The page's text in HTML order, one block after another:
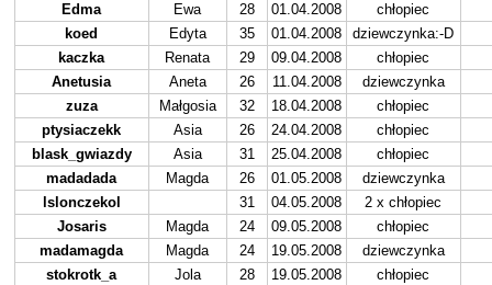
Edma
Ewa 28 01.04.2008
chłopiec
koed
Edyta 35 01.04.2008
dziewczynka:-D
kaczka
Renata 29 09.04.2008
chłopiec
Anetusia
Aneta 26 11.04.2008
dziewczynka
zuza
Małgosia 32 18.04.2008
chłopiec
ptysiaczekk
Asia 26 24.04.2008
chłopiec
blask_gwiazdy
Asia 31 25.04.2008
chłopiec
madadada
Magda 26 01.05.2008
dziewczynka
lslonczekol
31 04.05.2008
2 x chłopiec
Josaris
Magda 24 09.05.2008
chłopiec
madamagda
Magda 24 19.05.2008
dziewczynka
stokrotk_a
Jola 28 19.05.2008
chłopiec